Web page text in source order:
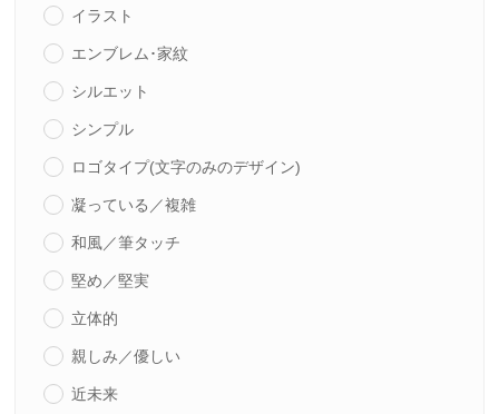
イラスト
エンブレム･家紋
シルエット
シンプル
ロゴタイプ(文字のみのデザイン)
凝っている／複雑
和風／筆タッチ
堅め／堅実
立体的
親しみ／優しい
近未来